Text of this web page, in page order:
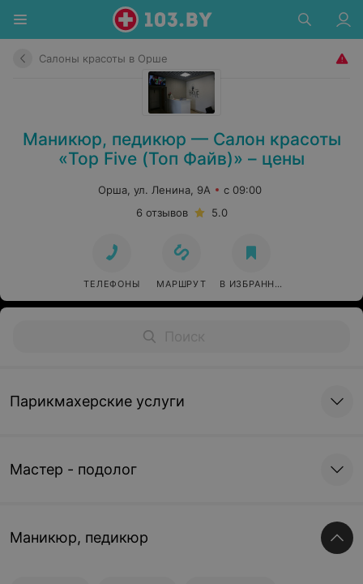
Салоны красоты в Орше
Маникюр, педикюр — Салон красоты
«Top Five (Топ Файв)» – цены
Орша, ул. Ленина, 9А
с 09:00
6 отзывов
5.0
ТЕЛЕФОНЫ МАРШРУТ В ИЗБРАННОЕ
Парикмахерские услуги
Мастер - подолог
Маникюр, педикюр